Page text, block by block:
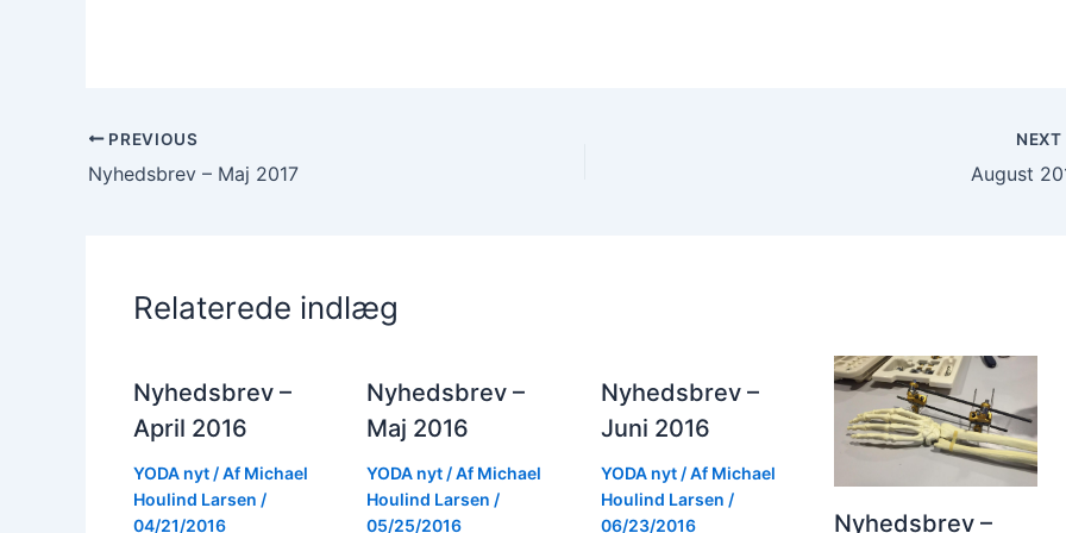
PREVIOUS
Nyhedsbrev – Maj 2017
NEXT
August
Relaterede indlæg
Nyhedsbrev –
April 2016
YODA nyt / Af Michael
Houlind Larsen /
04/21/2016
Nyhedsbrev –
Maj 2016
YODA nyt / Af Michael
Houlind Larsen /
05/25/2016
Nyhedsbrev –
Juni 2016
YODA nyt/ Af Michael
Houlind Larsen /
06/23/2016
Nyhedsbrev –